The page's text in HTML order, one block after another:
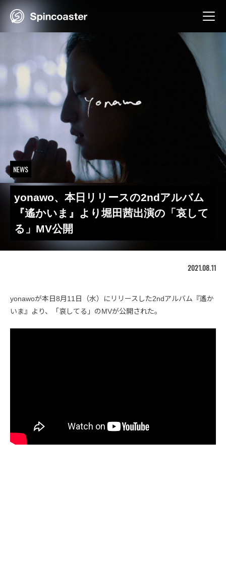
Skip
NEWS
yonawo、本日リリースの2ndアルバム
『遙かいま』より堀田茜出演の「哀して
る」MV公開
2021.08.11
yonawoが本日8月11日（水）にリリースした2ndアルバム『遙か
いま』より、「哀してる」のMVが公開された。